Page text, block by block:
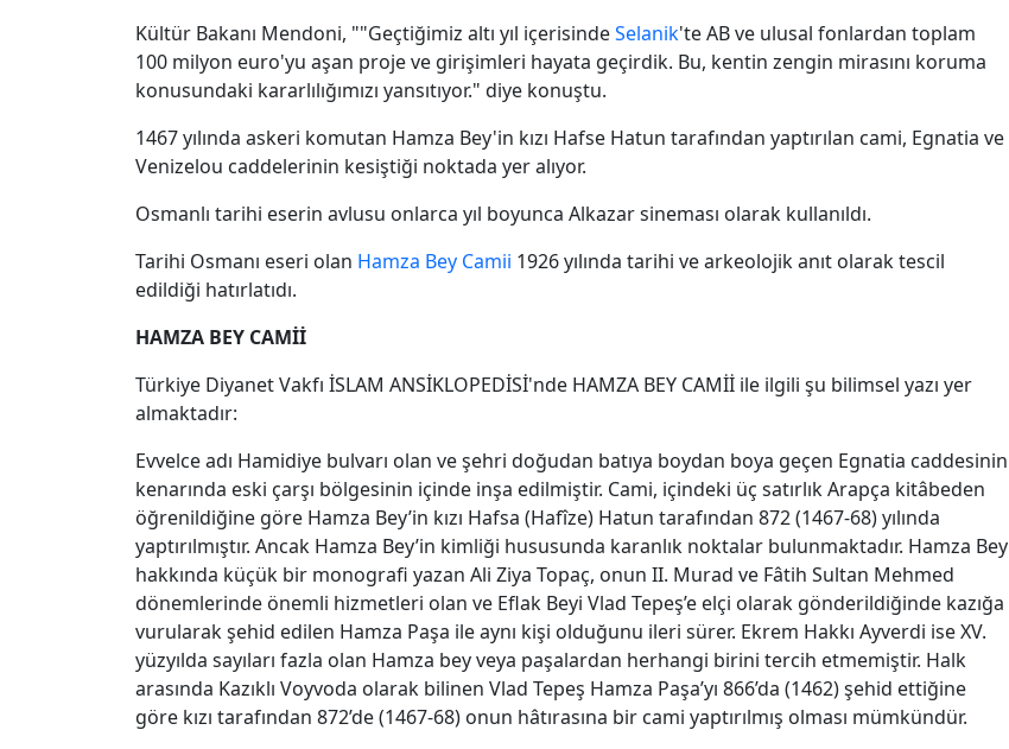
Kültür Bakanı Mendoni, ""Geçtiğimiz altı yıl içerisindeSelanik'te AB ve ulusal fonlardan toplam
100 milyon euro'yu aşan proje ve girişimleri hayata geçirdik. Bu, kentin zengin mirasını koruma
konusundaki kararlılığımızı yansıtıyor." diye konuştu.
1467 yılında askeri komutan Hamza Bey'in kızı Hafse Hatun tarafından yaptırılan cami, Egnatia ve
Venizelou caddelerinin kesiştiği noktada yer alıyor.
Osmanlı tarihi eserin avlusu onlarca yıl boyunca Alkazar sineması olarak kullanıldı.
Tarihi Osmanı eseri olan Hamza Bey Camii 1926 yılında tarihi ve arkeolojik anıt olarak tescil
edildiği hatırlatıdı.
HAMZA BEY CAMİİ
Türkiye Diyanet Vakfı İSLAM ANSİKLOPEDİSİ'nde HAMZA BEY CAMİİ ile ilgili şu bilimsel yazı yer
almaktadır:
Evvelce adı Hamidiye bulvarı olan ve şehri doğudan batıya boydan boya geçen Egnatia caddesinin
kenarında eski çarşı bölgesinin içinde inşa edilmiştir. Cami, içindeki üç satırlık Arapça kitâbeden
öğrenildiğine göre Hamza Bey’in kızı Hafsa (Hafîze) Hatun tarafından 872 (1467-68) yılında
yaptırılmıştır. Ancak Hamza Bey’in kimliği hususunda karanlık noktalar bulunmaktadır. Hamza Bey
hakkında küçük bir monografi yazan Ali Ziya Topaç, onun II. Murad ve Fâtih Sultan Mehmed
dönemlerinde önemli hizmetleri olan ve Eflak Beyi Vlad Tepeş’e elçi olarak gönderildiğinde kazığa
vurularak şehid edilen Hamza Paşa ile aynı kişi olduğunu ileri sürer. Ekrem Hakkı Ayverdi ise XV.
yüzyılda sayıları fazla olan Hamza bey veya paşalardan herhangi birini tercih etmemiştir. Halk
arasında Kazıklı Voyvoda olarak bilinen Vlad Tepeş Hamza Paşa’yı 866’da (1462) şehid ettiğine
göre kızı tarafından 872’de (1467-68) onun hâtırasına bir cami yaptırılmış olması mümkündür.